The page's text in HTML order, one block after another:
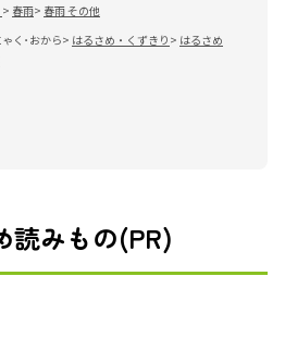
春雨
春雨 その他
く･おから はるさめ・くずきり
はるさめ
読みもの(PR)